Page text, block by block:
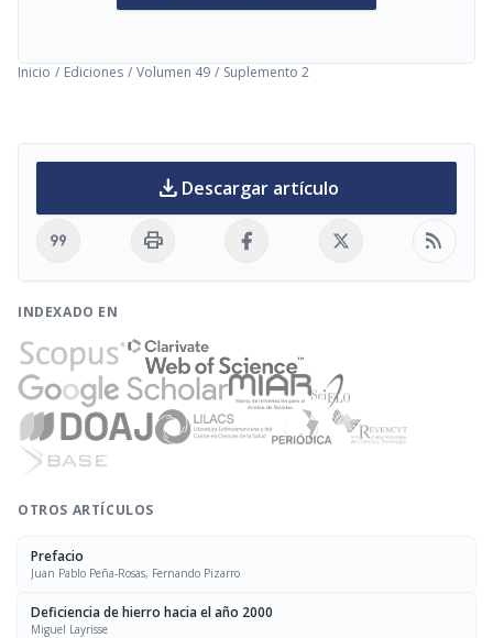
Inicio / Ediciones / Volumen 49 / Suplemento 2
download Descargar artículo
format_quote print rss_feed
INDEXADO EN
OTROS ARTÍCULOS
Prefacio
Juan Pablo Peña-Rosas, Fernando Pizarro
Deficiencia de hierro hacia el año 2000
Miguel Layrisse